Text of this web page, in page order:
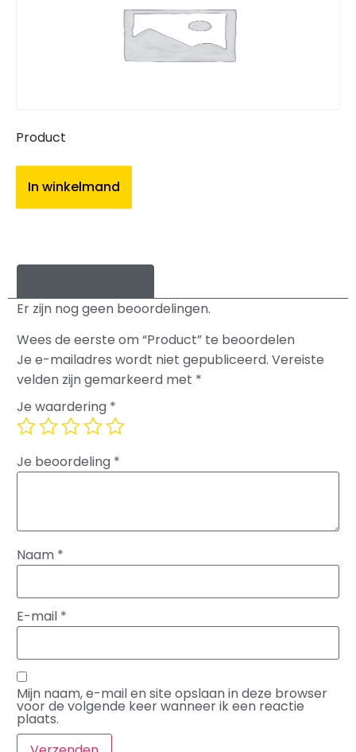
Product
In winkelmand
Er zijn nog geen beoordelingen.
Wees de eerste om “Product” te beoordelen
Je e-mailadres wordt niet gepubliceerd. Vereiste
velden zijn gemarkeerd met *
Je waardering *
Je beoordeling *
Naam *
E-mail *
Mijn naam, e-mail en site opslaan in deze browser
voor de volgende keer wanneer ik een reactie
plaats.